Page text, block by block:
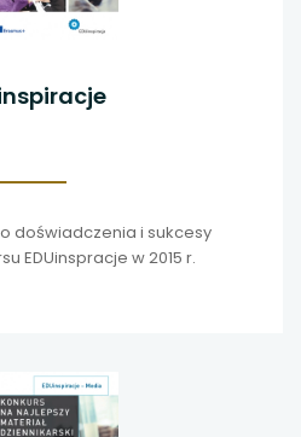
doświadczenia i sukcesy
EDUinspracje w 2015 r.